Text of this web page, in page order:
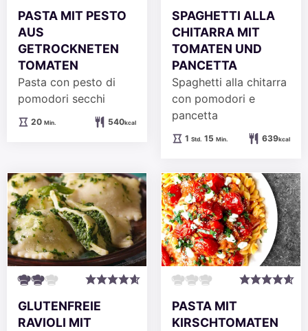
PASTA MIT PESTO
AUS
GETROCKNETEN
TOMATEN
Pasta con pesto di
pomodori secchi
20Minuten
Min. 540kcal
SPAGHETTI ALLA
CHITARRA MIT
TOMATEN UND
PANCETTA
Spaghetti alla chitarra
con pomodori e
pancetta
1Stunde
Std. 15Minuten
Min. 639kcal
GLUTENFREIE
RAVIOLI MIT
PASTA MIT
KIRSCHTOMATEN